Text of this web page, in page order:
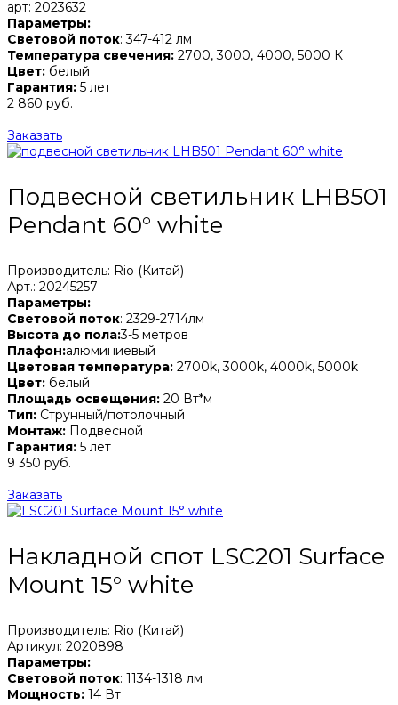
арт: 2023632
Параметры:
Световой поток: 347-412 лм
Температура свечения: 2700, 3000, 4000, 5000 К
Цвет: белый
Гарантия: 5 лет
2 860 руб.
Заказать
Подвесной светильник LHB501
Pendant 60° white
Производитель: Rio (Китай)
Арт.: 20245257
Параметры:
Световой поток: 2329-2714лм
Высота до пола:3-5 метров
Плафон:алюминиевый
Цветовая температура: 2700k, 3000k, 4000k, 5000k
Цвет: белый
Площадь освещения: 20 Вт*м
Тип: Струнный/потолочный
Монтаж: Подвесной
Гарантия: 5 лет
9 350 руб.
Заказать
Накладной спот LSC201 Surface
Mount 15° white
Производитель: Rio (Китай)
Артикул: 2020898
Параметры:
Световой поток: 1134-1318 лм
Мощность: 14 Вт